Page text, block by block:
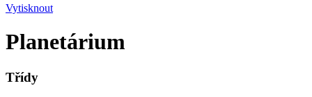
Vytisknout
Planetárium
Třídy